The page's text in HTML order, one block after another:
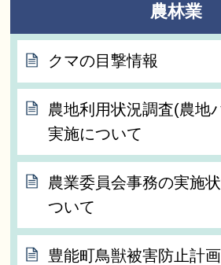
農林業
クマの目撃情報
農地利用状況調査(農地
実施について
農業委員会事務の実施
ついて
豊能町鳥獣被害防止計画